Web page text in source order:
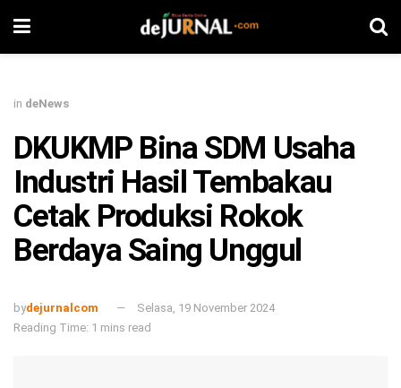
in deNews
DKUKMP Bina SDM Usaha
Industri Hasil Tembakau
Cetak Produksi Rokok
Berdaya Saing Unggul
bydejurnalcom
Selasa, 19 November 2024
Reading Time: 1 mins read